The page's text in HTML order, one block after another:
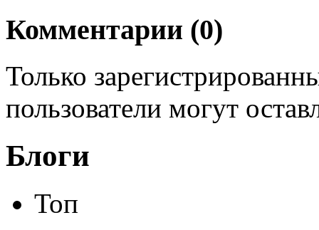
Комментарии (0)
Только
пользователи могут
Блоги
Топ